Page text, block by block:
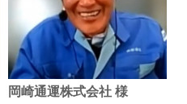
岡崎通運株式会社 様